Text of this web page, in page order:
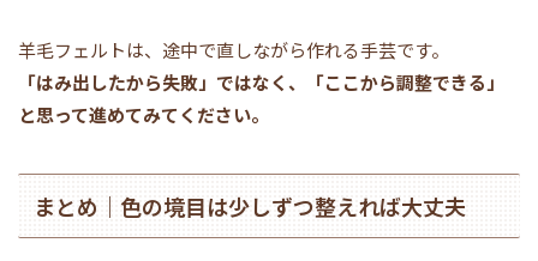
羊毛フェルトは、途中で直しながら作れる手芸です。
「はみ出したから失敗」ではなく、「ここから調整できる」
と思って進めてみてください。
まとめ｜色の境目は少しずつ整えれば大丈夫